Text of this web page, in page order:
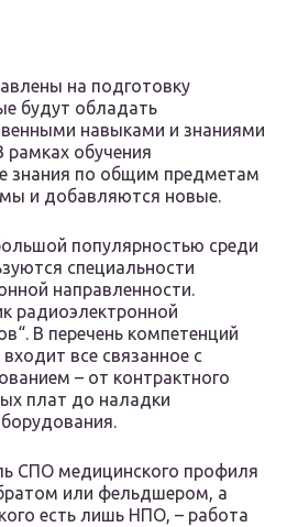
на подготовку
будут обладать
навыками и знаниями
обучения
знания по общим предметам
и добавляются новые.
популярностью среди
специальности
направленности.
радиоэлектронной
В перечень компетенций
все связанное с
– от контрактного
плат до наладки
СПО медицинского профиля
или фельдшером, а
есть лишь НПО, – работа